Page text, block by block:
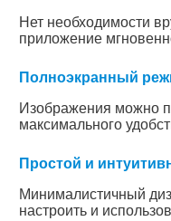
Нет необходимости
приложение
Полноэкранный
Изображения можно
максимального
Простой и
Минималистичный
настроить и